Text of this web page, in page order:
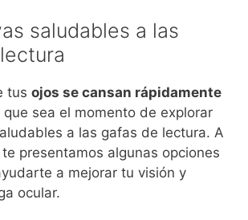
saludables a las
tus ojos se cansan rápidamente
que sea el momento de explorar
a las gafas de lectura. A
presentamos algunas opciones
a mejorar tu visión y
ocular.